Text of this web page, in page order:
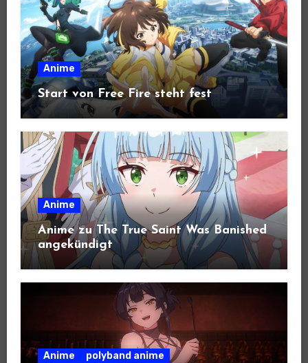
Anime
Start von Free Fire steht fest
Anime
Anime zu The True Saint Was Banished
angekündigt
Anime polyband anime